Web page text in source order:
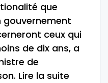
que
gouvernement
ceux qui
de dix ans, a
de
Lire la suite